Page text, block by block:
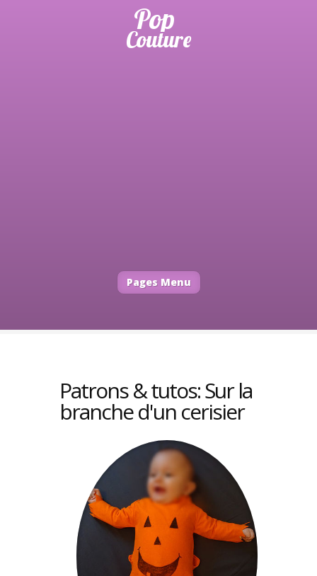
Pages Menu
Patrons & tutos: Sur la
branche d'un cerisier